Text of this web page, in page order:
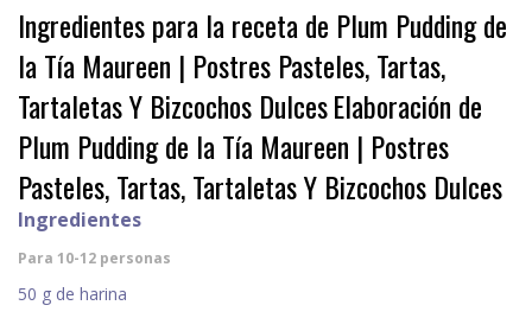
Ingredientes para la receta de Plum Pudding de
la Tía Maureen | Postres Pasteles, Tartas,
Tartaletas Y Bizcochos DulcesElaboración de
Plum Pudding de la Tía Maureen | Postres
Pasteles, Tartas, Tartaletas Y Bizcochos Dulces
Ingredientes
Para 10-12 personas
50 g de harina